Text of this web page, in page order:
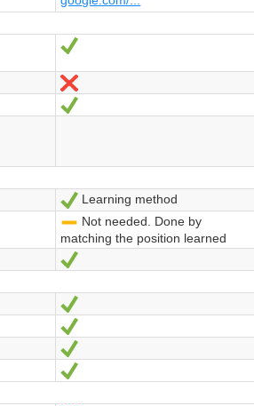
Oui
Non
Oui
Oui
Learning method
Not needed. Done by
matching the position learned
Oui
Oui